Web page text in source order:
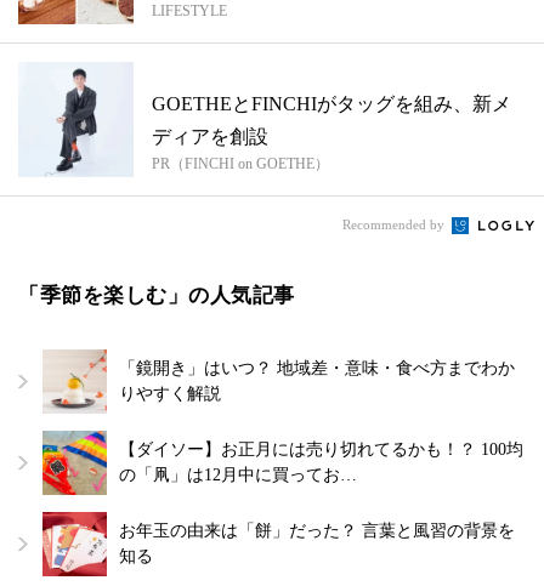
LIFESTYLE
GOETHEとFINCHIがタッグを組み、新メ
ディアを創設
PR（FINCHI on GOETHE）
Recommended by
「季節を楽しむ」の人気記事
「鏡開き」はいつ？ 地域差・意味・食べ方までわか
りやすく解説
【ダイソー】お正月には売り切れてるかも！？ 100均
の「凧」は12月中に買ってお…
お年玉の由来は「餅」だった？ 言葉と風習の背景を
知る